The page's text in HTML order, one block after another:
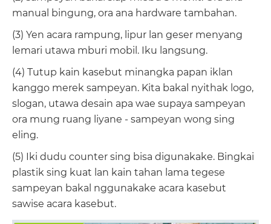
manual bingung, ora ana hardware tambahan.
(3) Yen acara rampung, lipur lan geser menyang
lemari utawa mburi mobil. Iku langsung.
(4) Tutup kain kasebut minangka papan iklan
kanggo merek sampeyan. Kita bakal nyithak logo,
slogan, utawa desain apa wae supaya sampeyan
ora mung ruang liyane - sampeyan wong sing
eling.
(5) Iki dudu counter sing bisa digunakake. Bingkai
plastik sing kuat lan kain tahan lama tegese
sampeyan bakal nggunakake acara kasebut
sawise acara kasebut.